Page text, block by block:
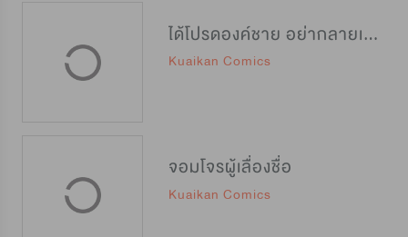
ได้โปรดองค์ชาย อย่ากลายเป็นปิศาจ
Kuaikan Comics
จอมโจรผู้เลื่องชื่อ
Kuaikan Comics